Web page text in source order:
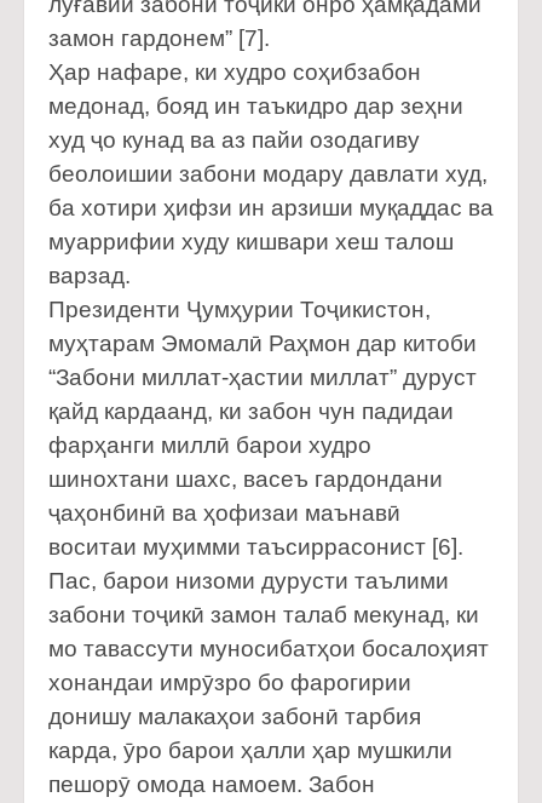
замон гардонем” [7].
Ҳар нафаре, ки худро соҳибзабон
медонад, бояд ин таъкидро дар зеҳни
худ ҷо кунад ва аз пайи озодагиву
беолоишии забони модару давлати худ,
ба хотири ҳифзи ин арзиши муқаддас ва
муаррифии худу кишвари хеш талош
варзад.
Президенти Ҷумҳурии Тоҷикистон,
муҳтарам Эмомалӣ Раҳмон дар китоби
“Забони миллат-ҳастии миллат” дуруст
қайд кардаанд, ки забон чун падидаи
фарҳанги миллӣ барои худро
шинохтани шахс, васеъ гардондани
ҷаҳонбинӣ ва ҳофизаи маънавӣ
воситаи муҳимми таъсиррасонист [6].
Пас, барои низоми дурусти таълими
забони тоҷикӣ замон талаб мекунад, ки
мо тавассути муносибатҳои босалоҳият
хонандаи имрӯзро бо фарогирии
донишу малакаҳои забонӣ тарбия
карда, ӯро барои ҳалли ҳар мушкили
пешорӯ омода намоем. Забон